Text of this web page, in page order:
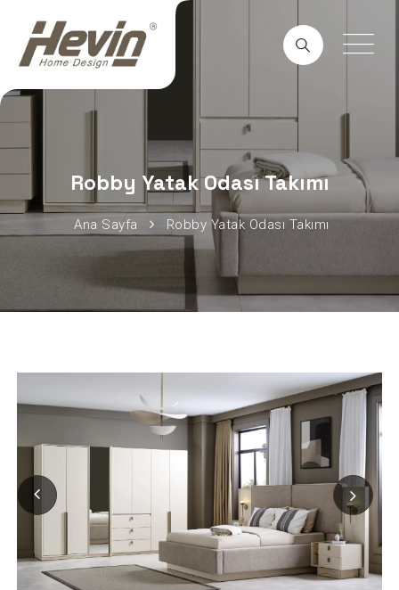
Robby Yatak Odası Takımı
Ana Sayfa Robby Yatak Odası Takımı